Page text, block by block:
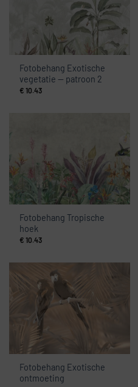
Fotobehang Exotische
vegetatie — patroon 2
€ 10.43
Fotobehang Tropische
hoek
€ 10.43
Fotobehang Exotische
ontmoeting